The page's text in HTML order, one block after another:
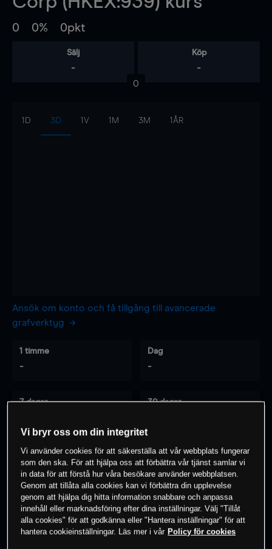
0 0% 0pkt
Sälj
-
Köp
-
0
1D 3D 1V 1M 3M 1ÅR
Ansök om konto och få tillgång till avancerade
grafverktyg
1 timme
-
Dag
-
7 dagar 30 dagar
0% av kunderna har en position i detta
instrument
Börja handla
Vi bryr oss om din integritet
Vi använder cookies för att säkerställa att vår webbplats fungerar
som den ska. För att hjälpa oss att förbättra vår tjänst samlar vi
in data för att förstå hur våra besökare använder webbplatsen.
Genom att tillåta alla cookies kan vi förbättra din upplevelse
genom att hjälpa dig hitta information snabbare och anpassa
innehåll eller marknadsföring efter dina inställningar. Välj "Tillåt
alla cookies" för att godkänna eller "Hantera inställningar" för att
hantera cookieinställningar. Läs mer i vår Policy för cookies